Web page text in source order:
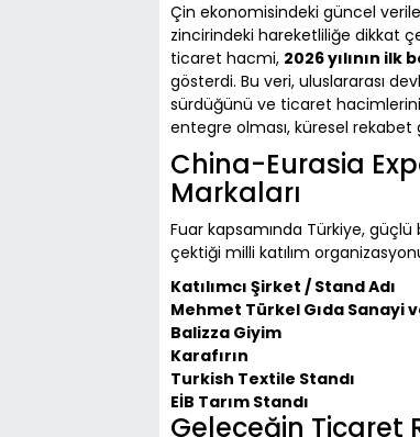
Çin ekonomisindeki güncel
zincirindeki hareketliliğe dikkat
ticaret hacmi, 2026 yılının ilk
gösterdi. Bu veri, uluslararası
sürdüğünü ve ticaret
entegre olması, küresel rekabet
China-Eurasia
Markaları
Fuar kapsamında Türkiye,
çektiği milli katılım
Katılımcı Şirket / Stand Adı
Mehmet Türkel Gıda Sanayi
Balizza Giyim
Karafırın
Turkish Textile Standı
EİB Tarım Standı
Geleceğin Ticaret